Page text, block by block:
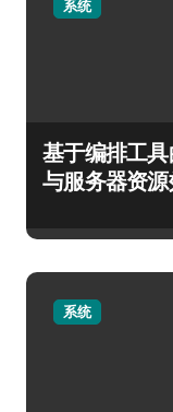
系统
基于编排工
与服务器资
系统